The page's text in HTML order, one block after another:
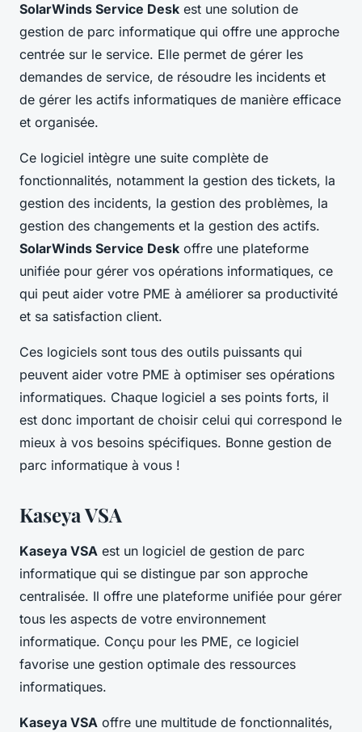
SolarWinds Service Desk est une solution de
gestion de parc informatique qui offre une approche
centrée sur le service. Elle permet de gérer les
demandes de service, de résoudre les incidents et
de gérer les actifs informatiques de manière efficace
et organisée.
Ce logiciel intègre une suite complète de
fonctionnalités, notamment la gestion des tickets, la
gestion des incidents, la gestion des problèmes, la
gestion des changements et la gestion des actifs.
SolarWinds Service Desk offre une plateforme
unifiée pour gérer vos opérations informatiques, ce
qui peut aider votre PME à améliorer sa productivité
et sa satisfaction client.
Ces logiciels sont tous des outils puissants qui
peuvent aider votre PME à optimiser ses opérations
informatiques. Chaque logiciel a ses points forts, il
est donc important de choisir celui qui correspond le
mieux à vos besoins spécifiques. Bonne gestion de
parc informatique à vous !
Kaseya VSA
Kaseya VSA est un logiciel de gestion de parc
informatique qui se distingue par son approche
centralisée. Il offre une plateforme unifiée pour gérer
tous les aspects de votre environnement
informatique. Conçu pour les PME, ce logiciel
favorise une gestion optimale des ressources
informatiques.
Kaseya VSA offre une multitude de fonctionnalités,